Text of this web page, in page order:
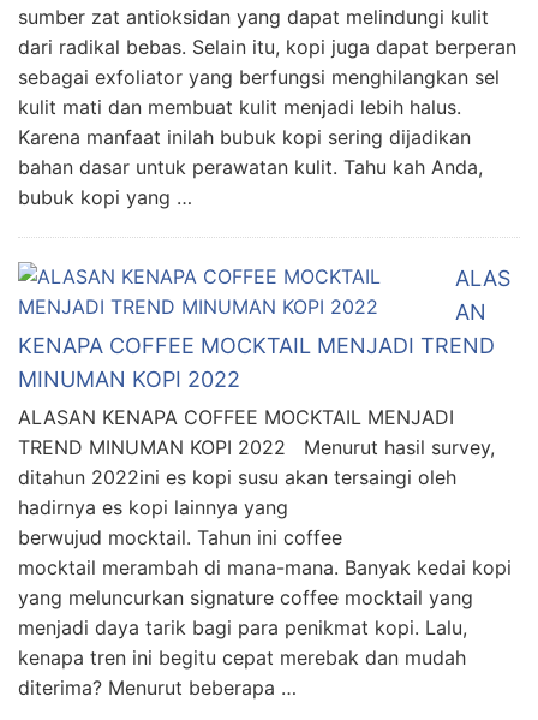
sumber zat antioksidan yang dapat melindungi kulit
dari radikal bebas. Selain itu, kopi juga dapat berperan
sebagai exfoliator yang berfungsi menghilangkan sel
kulit mati dan membuat kulit menjadi lebih halus.
Karena manfaat inilah bubuk kopi sering dijadikan
bahan dasar untuk perawatan kulit. Tahu kah Anda,
bubuk kopi yang …
ALAS
AN
KENAPA COFFEE MOCKTAIL MENJADI TREND
MINUMAN KOPI 2022
ALASAN KENAPA COFFEE MOCKTAIL MENJADI
TREND MINUMAN KOPI 2022 Menurut hasil survey,
ditahun 2022ini es kopi susu akan tersaingi oleh
hadirnya es kopi lainnya yang
berwujud mocktail. Tahun ini coffee
mocktail merambah di mana-mana. Banyak kedai kopi
yang meluncurkan signature coffee mocktail yang
menjadi daya tarik bagi para penikmat kopi. Lalu,
kenapa tren ini begitu cepat merebak dan mudah
diterima? Menurut beberapa …